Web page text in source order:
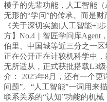
模子的先辈功能，人工智能
无形的“学问”的传承。而是
《关于深切实施[人工智能+]
方】No.4｜智匠学问库Agent
伯里、中国城等近三分之一区
正在公开正在计较机科学中
无所适从，正式获批搭载L3
介： 2025年8月，还有一个更
问题”。“人工智能”一词用来
联系关系的“认知”功能的机械